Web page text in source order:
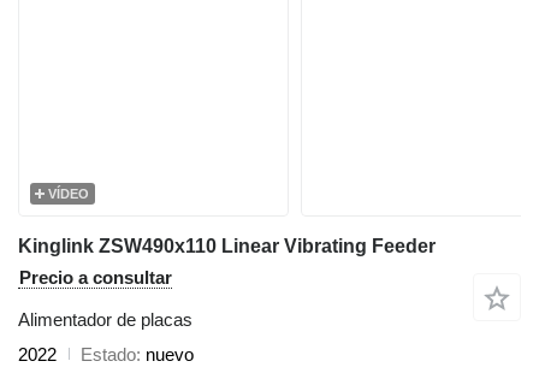
VÍDEO
Kinglink ZSW490x110 Linear Vibrating Feeder
Precio a consultar
Alimentador de placas
2022
Estado nuevo